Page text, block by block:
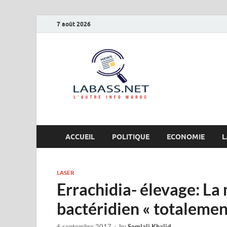
7 août 2026
ACCUEIL POLITIQUE ECONOMIE
LASER
Errachidia- élevage:
bactéridien «